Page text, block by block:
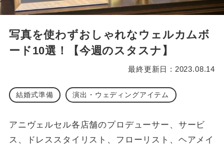
写真を使わずおしゃれなウェルカムボ
ード10選！【今週のスタスナ】
最終更新日 : 2023.08.14
結婚式準備 演出・ウェディングアイテム
アニヴェルセル各店舗のプロデューサー、サービ
ス、ドレススタイリスト、フローリスト、ヘアメイ